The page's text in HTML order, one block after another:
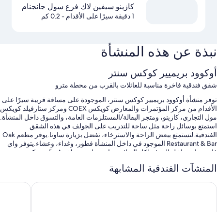
كازينو سيفين لاك فرع سول جانجنام
1 دقيقة سيرًا على الأقدام - 0.2 كم
نبذة عن هذه المنشأة
أوكوود بريميير كوكس سنتر
شقق فندقية فاخرة مناسبة للعائلات بالقرب من محطة مترو
توفر منشأة أوكوود بريميير كوكس سنتر، الموجودة على مسافة قريبة سيرًا على
الأقدام من مركز المؤتمرات والمعارض كويكس COEX ومركز ستارفيلد كويكس
مول التجاري، كازينو، ومتجر البقالة/المستلزمات العامة، والتسوق داخل المنشأة.
استمتع بوسائل راحة مثل ساحة للتدريب على الجولف في هذه الشقق
الفندقية.لتستمتع ببعض الراحة والاسترخاء، تفضل بزيارة ساونا.يوفر مطعم Oak
Restaurant & Bar الموجود في داخل المنشأة فطور، وغداء، وعشاء.يتوفر واي
فاي مجاني داخل الغرفة لكل النزلاء، بجانب ملعب جولف مُصغّر ومكتبة.
ستستمتع أيضًا بالامتيازات التالية في أثناء إقامتك:
حمام سباحة مغطى
المنشآت الفندقية المشابهة
إل 7 جانجنام باي لوت هوتلز شيلا